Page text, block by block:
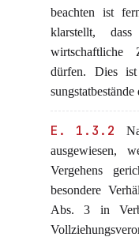
beachten ist
klarstellt,
wirtschaftliche
dürfen. Dies
E. 1.3.2
ausgewiesen,
Vergehens
besondere
Abs. 3 in